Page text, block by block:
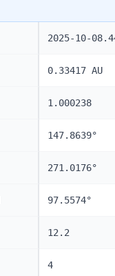
2025-10-
0.33417 AU
1.000238
147.8639°
271.0176°
97.5574°
12.2
4